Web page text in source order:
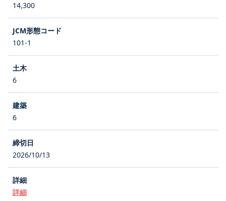
14,300
101-1
6
6
2026/10/13
詳細